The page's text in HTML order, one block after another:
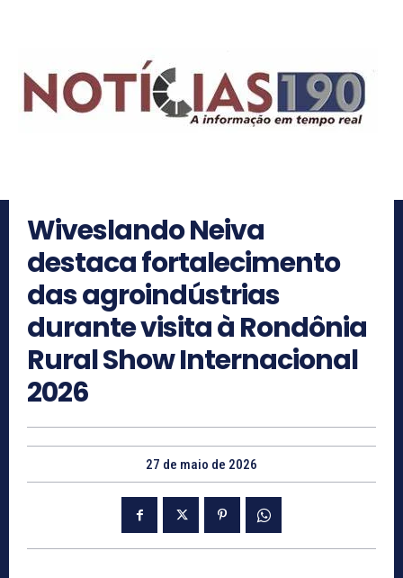
Wiveslando Neiva
destaca fortalecimento
das agroindústrias
durante visita à Rondônia
Rural Show Internacional
2026
27 de maio de 2026